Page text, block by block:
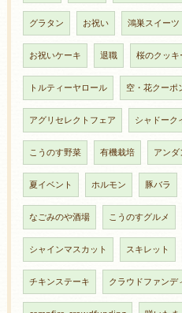
グラタン お祝い 鴻巣スイーツ
お祝いケーキ 退職 桜のクッキ
トルティーヤロール 空・花クーポ
アグリセレクトフェア シャドーク
こうのす野菜 有機栽培 アンダ
夏イベント ホルモン 豚バラ
なごみのや酒場 こうのすグルメ
シャインマスカット スキレット
チキンステーキ クラウドファンデ